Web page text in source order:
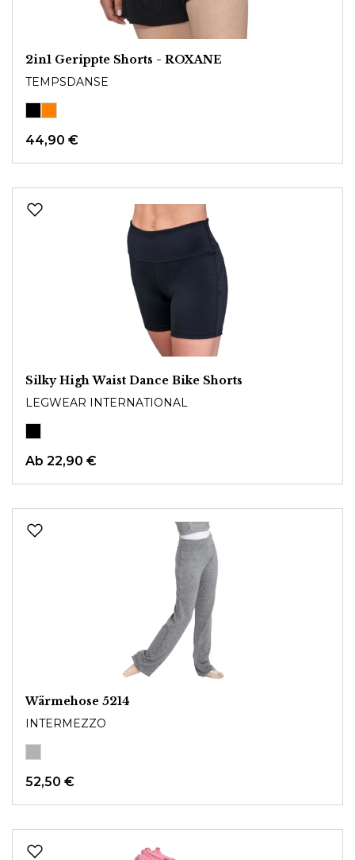
2in1 Gerippte Shorts - ROXANE
TEMPSDANSE
44,90 €
Silky High Waist Dance Bike Shorts
LEGWEAR INTERNATIONAL
Ab 22,90 €
Wärmehose 5214
INTERMEZZO
52,50 €